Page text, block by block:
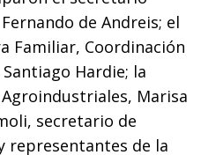
de Andreis; el
Familiar, Coordinación
Hardie; la
Marisa
secretario de
representantes de la